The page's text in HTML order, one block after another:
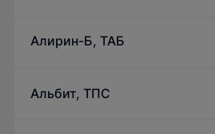
Алирин-Б, ТАБ
Альбит, ТПС